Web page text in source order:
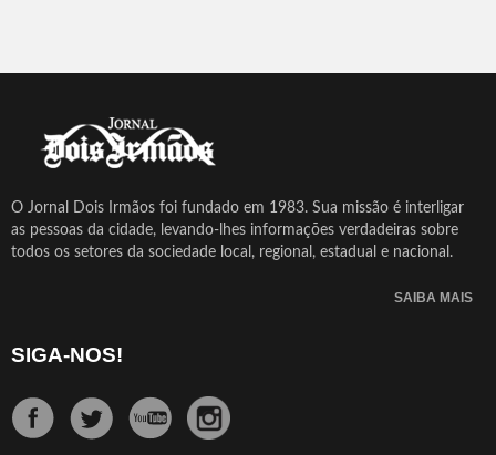
O Jornal Dois Irmãos foi fundado em 1983. Sua missão é interligar
as pessoas da cidade, levando-lhes informações verdadeiras sobre
todos os setores da sociedade local, regional, estadual e nacional.
SAIBA MAIS
SIGA-NOS!